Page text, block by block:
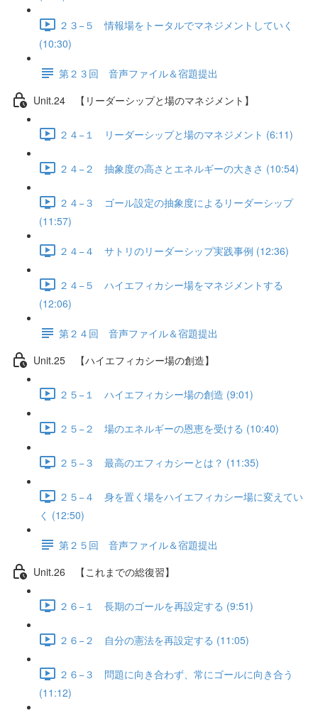
２３−５ 情報場をトータルでマネジメントしていく
(10:30)
第２３回 音声ファイル＆宿題提出
Unit.24 【リーダーシップと場のマネジメント】
２４−１ リーダーシップと場のマネジメント (6:11)
２４−２ 抽象度の高さとエネルギーの大きさ (10:54)
２４−３ ゴール設定の抽象度によるリーダーシップ
(11:57)
２４−４ サトリのリーダーシップ実践事例 (12:36)
２４−５ ハイエフィカシー場をマネジメントする
(12:06)
第２４回 音声ファイル＆宿題提出
Unit.25 【ハイエフィカシー場の創造】
２５−１ ハイエフィカシー場の創造 (9:01)
２５−２ 場のエネルギーの恩恵を受ける (10:40)
２５−３ 最高のエフィカシーとは？ (11:35)
２５−４ 身を置く場をハイエフィカシー場に変えてい
く (12:50)
第２５回 音声ファイル＆宿題提出
Unit.26 【これまでの総復習】
２６−１ 長期のゴールを再設定する (9:51)
２６−２ 自分の憲法を再設定する (11:05)
２６−３ 問題に向き合わず、常にゴールに向き合う
(11:12)